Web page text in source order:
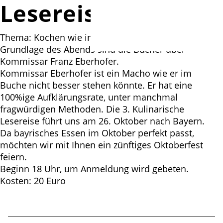
Lesereise
Thema: Kochen wie in Bayern
Grundlage des Abends sind die Bücher über
Kommissar Franz Eberhofer.
Kommissar Eberhofer ist ein Macho wie er im
Buche nicht besser stehen könnte. Er hat eine
100%ige Aufklärungsrate, unter manchmal
fragwürdigen Methoden. Die 3. Kulinarische
Lesereise führt uns am 26. Oktober nach Bayern.
Da bayrisches Essen im Oktober perfekt passt,
möchten wir mit Ihnen ein zünftiges Oktoberfest
feiern.
Beginn 18 Uhr, um Anmeldung wird gebeten.
Kosten: 20 Euro